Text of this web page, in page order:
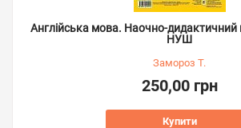
Англійська мова. Наочно-дидактичний
НУШ
Замороз Т.
250,00 грн
Купити